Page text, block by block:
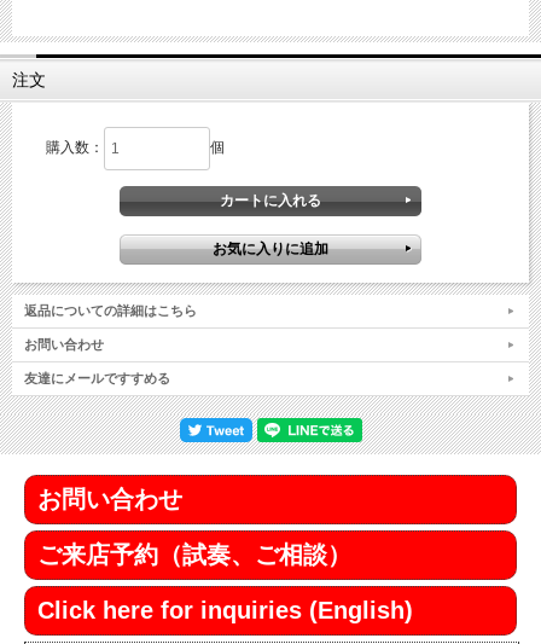
注文
購入数： 個
返品についての詳細はこちら
お問い合わせ
友達にメールですすめる
お問い合わせ
ご来店予約（試奏、ご相談）
Click here for inquiries (English)